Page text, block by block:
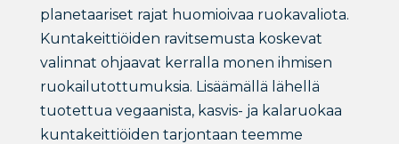
planetaariset rajat huomioivaa ruokavaliota.
Kuntakeittiöiden ravitsemusta koskevat
valinnat ohjaavat kerralla monen ihmisen
ruokailutottumuksia. Lisäämällä lähellä
tuotettua vegaanista, kasvis- ja kalaruokaa
kuntakeittiöiden tarjontaan teemme